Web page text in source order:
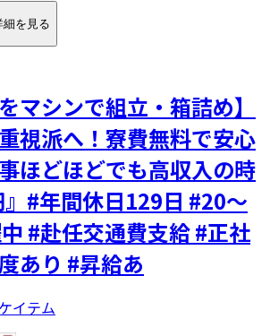
細を見る
マシンで組立・箱詰め】
重視派へ！寮費無料で安心
どほどでも高収入の時
#年間休日129日 #20～
#赴任交通費支給 #正社
あり #昇給あ
イテム